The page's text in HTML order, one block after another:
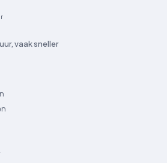
vaak sneller